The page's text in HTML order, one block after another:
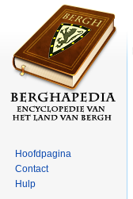
Hoofdpagina
Contact
Hulp